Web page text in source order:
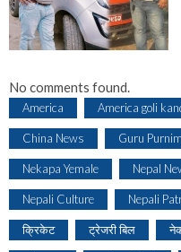
No comments found.
America America goli
China News Guru
Nekapa Yemale Nepal
Nepali Culture Nepali
क्रिकेट ट्रेजरी बिल